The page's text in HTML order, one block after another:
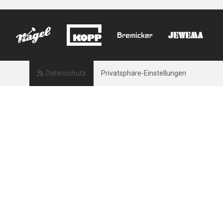
Datenschutz Privatsphäre-Einstellungen